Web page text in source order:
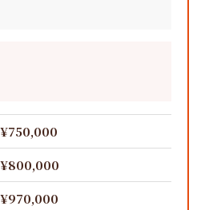
¥750,000
¥800,000
¥970,000